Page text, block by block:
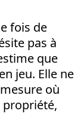
fois de
pas à
que
jeu. Elle ne
où
propriété,